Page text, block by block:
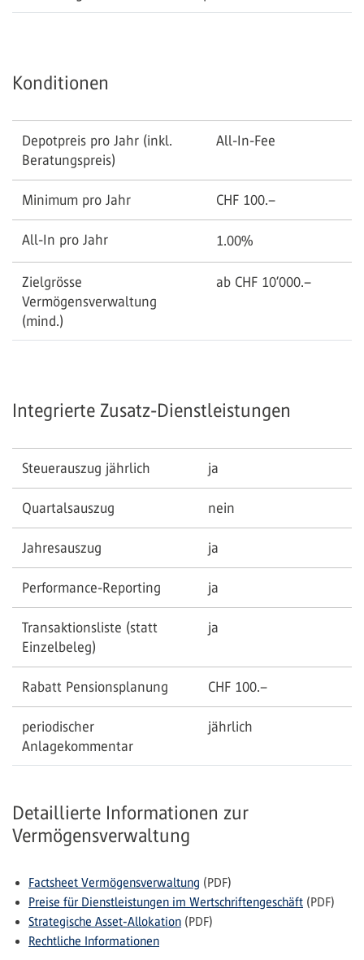
Konditionen
Depotpreis pro Jahr (inkl.
Beratungspreis)
All-In-Fee
Minimum pro Jahr CHF 100.–
All-In pro Jahr 1.00%
Zielgrösse
Vermögensverwaltung
(mind.)
ab CHF 10’000.–
Integrierte Zusatz-Dienstleistungen
Steuerauszug jährlich ja
Quartalsauszug nein
Jahresauszug ja
Performance-Reporting ja
Transaktionsliste (statt
Einzelbeleg)
ja
Rabatt Pensionsplanung CHF 100.–
periodischer
Anlagekommentar
jährlich
Detaillierte Informationen zur
Vermögensverwaltung
Factsheet Vermögensverwaltung (PDF)
Preise für Dienstleistungen im Wertschriftengeschäft (PDF)
Strategische Asset-Allokation (PDF)
Rechtliche Informationen